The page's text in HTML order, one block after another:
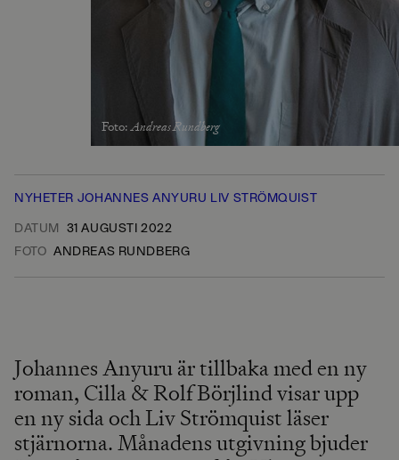
Foto: Andreas Rundberg
NYHETER JOHANNES ANYURU LIV STRÖMQUIST
DATUM
31 AUGUSTI 2022
FOTO ANDREAS RUNDBERG
Johannes Anyuru är tillbaka med en ny
roman, Cilla & Rolf Börjlind visar upp
en ny sida och Liv Strömquist läser
stjärnorna. Månadens utgivning bjuder